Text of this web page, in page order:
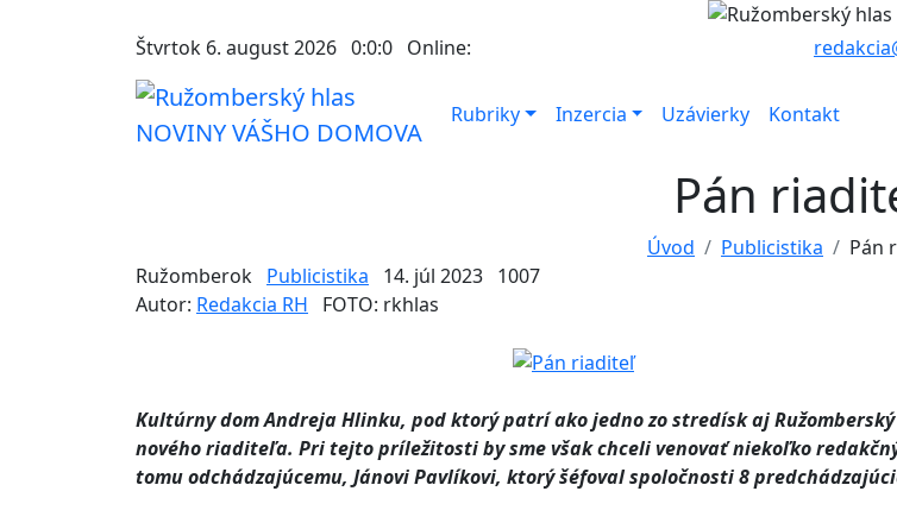
Štvrtok 6. august 2026 0:0:0 Online:
NOVINY VÁŠHO DOMOVA
Rubriky Inzercia Uzávierky Kontakt
Pán
Úvod Publicistika
Pán
Ružomberok Publicistika 14. júl 2023 1007
Autor: Redakcia RH FOTO: rkhlas
Kultúrny dom Andreja Hlinku, pod ktorý patrí ako jedno zo stredísk aj
nového riaditeľa. Pri tejto príležitosti by sme však chceli venovať niekoľko
tomu odchádzajúcemu, Jánovi Pavlíkovi, ktorý šéfoval spoločnosti 8